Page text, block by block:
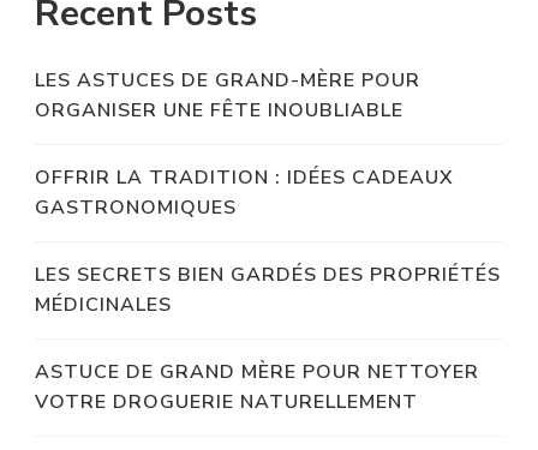
Recent Posts
LES ASTUCES DE GRAND-MÈRE POUR
ORGANISER UNE FÊTE INOUBLIABLE
OFFRIR LA TRADITION : IDÉES CADEAUX
GASTRONOMIQUES
LES SECRETS BIEN GARDÉS DES PROPRIÉTÉS
MÉDICINALES
ASTUCE DE GRAND MÈRE POUR NETTOYER
VOTRE DROGUERIE NATURELLEMENT